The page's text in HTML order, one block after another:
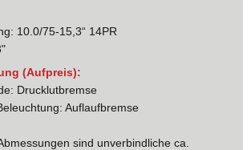
10.0/75-15,3“ 14PR
(Aufpreis):
Drucklutbremse
Auflaufbremse
sind unverbindliche ca.